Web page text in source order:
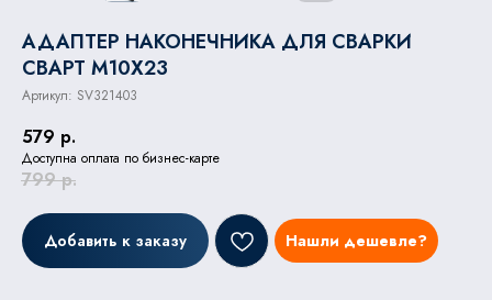
АДАПТЕР НАКОНЕЧНИКА ДЛЯ СВАРКИ
СВАРТ M10X23
Артикул: SV321403
579 р.
Доступна оплата по бизнес-карте
799 р.
Добавить к заказу Нашли дешевле?